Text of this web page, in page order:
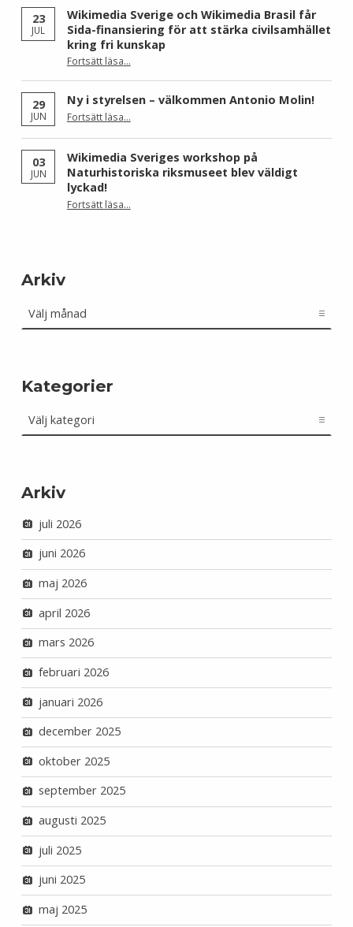
23
JUL
Wikimedia Sverige och Wikimedia Brasil får
Sida-finansiering för att stärka civilsamhället
kring fri kunskap
Fortsätt läsa“Wikimedia Sverige och Wikimedia Brasil får Sida-finansiering för att stärka civilsamhället kring fri kunskap”
…
29
JUN
Ny i styrelsen – välkommen Antonio Molin!
Fortsätt läsa“Ny i styrelsen – välkommen Antonio Molin!”
…
03
JUN
Wikimedia Sveriges workshop på
Naturhistoriska riksmuseet blev väldigt
lyckad!
Fortsätt läsa“Wikimedia Sveriges workshop på Naturhistoriska riksmuseet blev väldigt lyckad!”
…
Arkiv
Kategorier
Arkiv
juli 2026
juni 2026
maj 2026
april 2026
mars 2026
februari 2026
januari 2026
december 2025
oktober 2025
september 2025
augusti 2025
juli 2025
juni 2025
maj 2025